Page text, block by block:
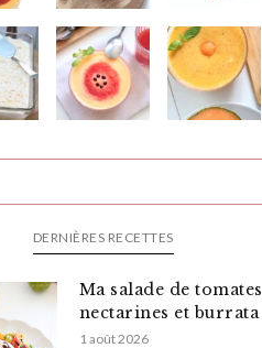
DERNIÈRES RECETTES
Ma salade de tomates
nectarines et burrata
1 août 2026